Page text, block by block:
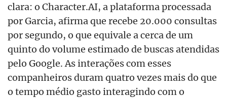
clara: o Character.AI, a plataforma processada
por Garcia, afirma que recebe 20.000 consultas
por segundo, o que equivale a cerca de um
quinto do volume estimado de buscas atendidas
pelo Google. As interações com esses
companheiros duram quatro vezes mais do que
o tempo médio gasto interagindo com o